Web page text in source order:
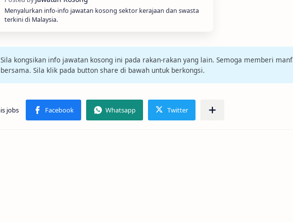
Menyalurkan info-info jawatan kosong sektor kerajaan dan swasta
terkini di Malaysia.
Sila kongsikan info jawatan kosong ini pada rakan-rakan yang lain. Semoga memberi
bersama. Sila klik pada button share di bawah untuk berkongsi.